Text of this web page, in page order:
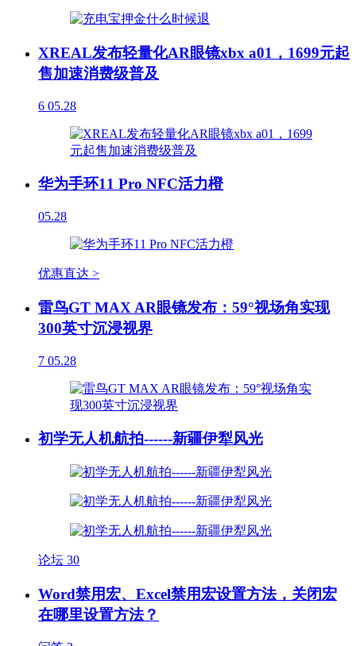
XREAL发布轻量化AR眼镜xbx a01，1699元起
售加速消费级普及
6 05.28
华为手环11 Pro NFC活力橙
05.28
优惠直达 >
雷鸟GT MAX AR眼镜发布：59°视场角实现
300英寸沉浸视界
7 05.28
初学无人机航拍------新疆伊犁风光
论坛 30
Word禁用宏、Excel禁用宏设置方法，关闭宏
在哪里设置方法？